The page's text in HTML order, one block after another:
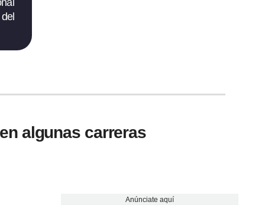
algunas carreras
Anúnciate aquí